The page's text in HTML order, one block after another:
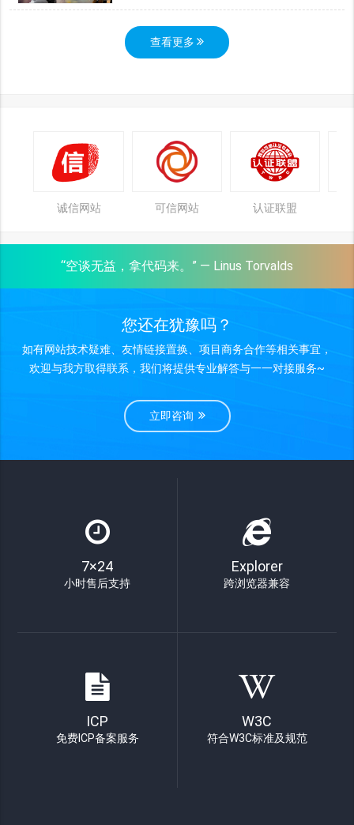
查看更多
诚信网站 可信网站 认证联盟
“空谈无益，拿代码来。” — Linus Torvalds
您还在犹豫吗？
如有网站技术疑难、友情链接置换、项目商务合作等相关事宜，
欢迎与我方取得联系，我们将提供专业解答与一一对接服务~
立即咨询
7×24
小时售后支持
Explorer
跨浏览器兼容
ICP
免费ICP备案服务
W3C
符合W3C标准及规范